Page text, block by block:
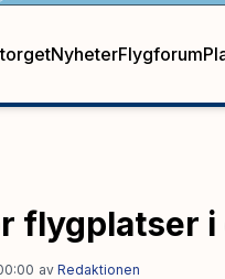
NyheterFlygforum
flygplatser
av Redaktionen